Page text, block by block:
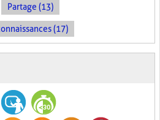
Partage (13)
(17)